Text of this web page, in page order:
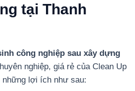
tại Thanh
công nghiệp sau xây dựng
nghiệp, giá rẻ của Clean Up
những lợi ích như sau: